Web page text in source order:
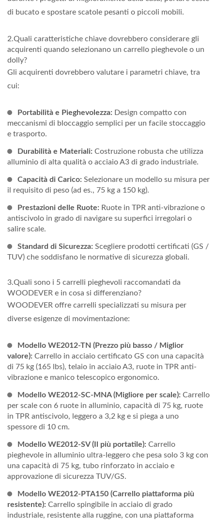
di bucato e spostare scatole pesanti o piccoli mobili.
2.Quali caratteristiche chiave dovrebbero considerare gli
acquirenti quando selezionano un carrello pieghevole o un
dolly?
Gli acquirenti dovrebbero valutare i parametri chiave, tra
cui:
Portabilità e Pieghevolezza: Design compatto con
meccanismi di bloccaggio semplici per un facile stoccaggio
e trasporto.
Durabilità e Materiali: Costruzione robusta che utilizza
alluminio di alta qualità o acciaio A3 di grado industriale.
Capacità di Carico: Selezionare un modello su misura per
il requisito di peso (ad es., 75 kg a 150 kg).
Prestazioni delle Ruote: Ruote in TPR anti-vibrazione o
antiscivolo in grado di navigare su superfici irregolari o
salire scale.
Standard di Sicurezza: Scegliere prodotti certificati (GS /
TUV) che soddisfano le normative di sicurezza globali.
3.Quali sono i 5 carrelli pieghevoli raccomandati da
WOODEVER e in cosa si differenziano?
WOODEVER offre carrelli specializzati su misura per
diverse esigenze di movimentazione:
Modello WE2012-TN (Prezzo più basso / Miglior
valore): Carrello in acciaio certificato GS con una capacità
di 75 kg (165 lbs), telaio in acciaio A3, ruote in TPR anti-
vibrazione e manico telescopico ergonomico.
Modello WE2012-SC-MNA (Migliore per scale): Carrello
per scale con 6 ruote in alluminio, capacità di 75 kg, ruote
in TPR antiscivolo, leggero a 3,2 kg e si piega a uno
spessore di 10 cm.
Modello WE2012-SV (Il più portatile): Carrello
pieghevole in alluminio ultra-leggero che pesa solo 3 kg con
una capacità di 75 kg, tubo rinforzato in acciaio e
approvazione di sicurezza TUV/GS.
Modello WE2012-PTA150 (Carrello piattaforma più
resistente): Carrello spingibile in acciaio di grado
industriale, resistente alla ruggine, con una piattaforma